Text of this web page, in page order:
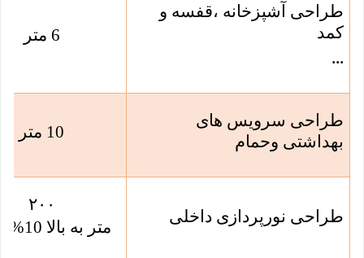
طراحی آشپزخانه ،قفسه و
کمد
...
6 متر
طراحی سرویس های
بهداشتی وحمام
10 متر
طراحی نورپردازی داخلی
۲۰۰
متر به بالا 10% کسر